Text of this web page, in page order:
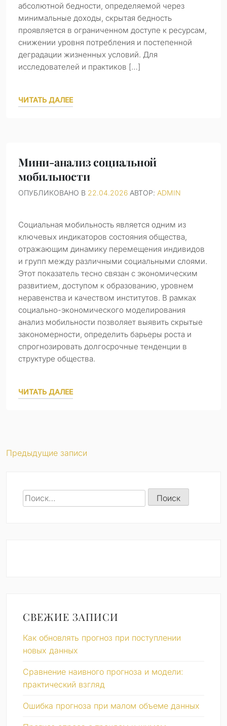
абсолютной бедности, определяемой через
минимальные доходы, скрытая бедность
проявляется в ограниченном доступе к ресурсам,
снижении уровня потребления и постепенной
деградации жизненных условий. Для
исследователей и практиков […]
ЧИТАТЬ ДАЛЕЕ
Мини-анализ социальной
мобильности
ОПУБЛИКОВАНО В 22.04.2026 АВТОР: ADMIN
Социальная мобильность является одним из
ключевых индикаторов состояния общества,
отражающим динамику перемещения индивидов
и групп между различными социальными слоями.
Этот показатель тесно связан с экономическим
развитием, доступом к образованию, уровнем
неравенства и качеством институтов. В рамках
социально-экономического моделирования
анализ мобильности позволяет выявить скрытые
закономерности, определить барьеры роста и
спрогнозировать долгосрочные тенденции в
структуре общества.
ЧИТАТЬ ДАЛЕЕ
Навигация
записям
Предыдущие записи
Найти:
СВЕЖИЕ ЗАПИСИ
Как обновлять прогноз при поступлении
новых данных
Сравнение наивного прогноза и модели:
практический взгляд
Ошибка прогноза при малом объеме данных